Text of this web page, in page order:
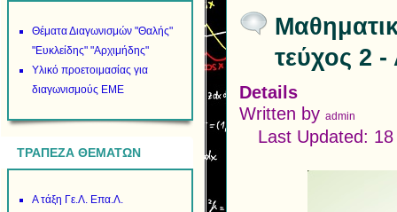
Θέματα Διαγωνισμών "Θαλής"
"Ευκλείδης" "Αρχιμήδης"
Υλικό προετοιμασίας για
διαγωνισμούς ΕΜΕ
ΤΡΑΠΕΖΑ ΘΕΜΑΤΩΝ
Α τάξη Γε.Λ. Επα.Λ.
τεύχος 2
Details
Written byadmin
Last Updated: